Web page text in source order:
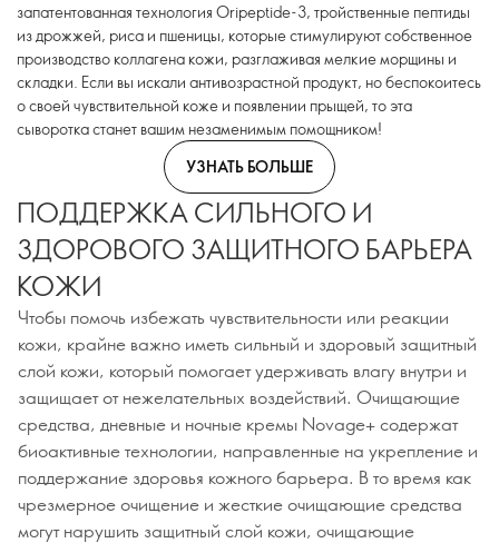
запатентованная технология Oripeptide-3, тройственные пептиды
из дрожжей, риса и пшеницы, которые стимулируют собственное
производство коллагена кожи, разглаживая мелкие морщины и
складки. Если вы искали антивозрастной продукт, но беспокоитесь
о своей чувствительной коже и появлении прыщей, то эта
сыворотка станет вашим незаменимым помощником!
УЗНАТЬ БОЛЬШЕ
ПОДДЕРЖКА СИЛЬНОГО И
ЗДОРОВОГО ЗАЩИТНОГО БАРЬЕРА
КОЖИ
Чтобы помочь избежать чувствительности или реакции
кожи, крайне важно иметь сильный и здоровый защитный
слой кожи, который помогает удерживать влагу внутри и
защищает от нежелательных воздействий. Очищающие
средства, дневные и ночные кремы Novage+ содержат
биоактивные технологии, направленные на укрепление и
поддержание здоровья кожного барьера. В то время как
чрезмерное очищение и жесткие очищающие средства
могут нарушить защитный слой кожи, очищающие